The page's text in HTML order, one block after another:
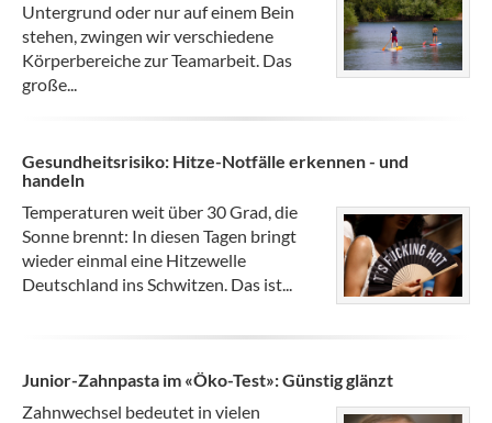
Untergrund oder nur auf einem Bein
stehen, zwingen wir verschiedene
Körperbereiche zur Teamarbeit. Das
große...
Gesundheitsrisiko: Hitze-Notfälle erkennen - und
handeln
Temperaturen weit über 30 Grad, die
Sonne brennt: In diesen Tagen bringt
wieder einmal eine Hitzewelle
Deutschland ins Schwitzen. Das ist...
Junior-Zahnpasta im «Öko-Test»: Günstig glänzt
Zahnwechsel bedeutet in vielen